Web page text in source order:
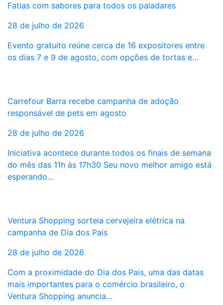
Fatias com sabores para todos os paladares
28 de julho de 2026
Evento gratuito reúne cerca de 16 expositores entre
os dias 7 e 9 de agosto, com opções de tortas e…
Carrefour Barra recebe campanha de adoção
responsável de pets em agosto
28 de julho de 2026
Iniciativa acontece durante todos os finais de semana
do mês das 11h às 17h30 Seu novo melhor amigo está
esperando…
Ventura Shopping sorteia cervejeira elétrica na
campanha de Dia dos Pais
28 de julho de 2026
Com a proximidade do Dia dos Pais, uma das datas
mais importantes para o comércio brasileiro, o
Ventura Shopping anuncia…